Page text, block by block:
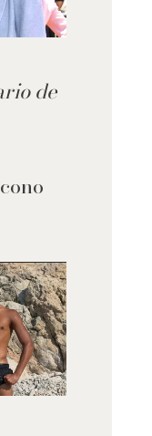
de